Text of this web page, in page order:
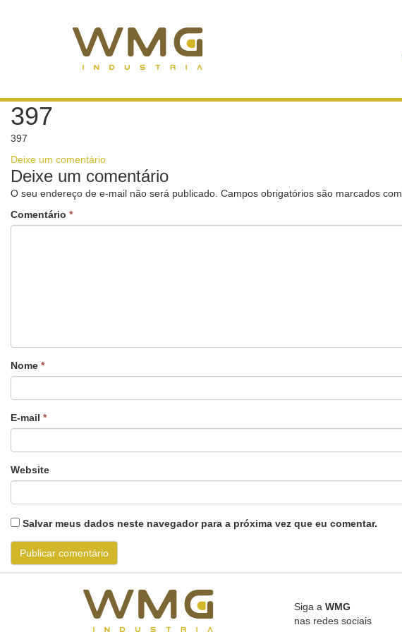
397
397
Deixe um comentário
Deixe um comentário
O seu endereço de e-mail não será publicado. Campos obrigatórios são marcados com
Comentário *
Nome *
E-mail *
Website
Salvar meus dados neste navegador para a próxima vez que eu comentar.
Siga a WMG
nas redes sociais